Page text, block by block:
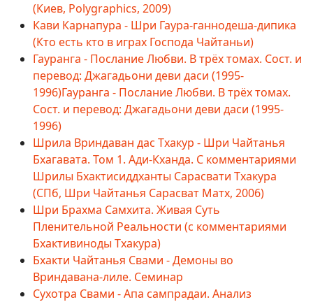
(Киев, Polygraphics, 2009)
Кави Карнапура - Шри Гаура-ганнодеша-дипика
(Кто есть кто в играх Господа Чайтаньи)
Гауранга - Послание Любви. В трёх томах. Сост. и
перевод: Джагадьони деви даси (1995-
1996)Гауранга - Послание Любви. В трёх томах.
Сост. и перевод: Джагадьони деви даси (1995-
1996)
Шрила Вриндаван дас Тхакур - Шри Чайтанья
Бхагавата. Том 1. Ади-Кханда. С комментариями
Шрилы Бхактисиддханты Сарасвати Тхакура
(СПб, Шри Чайтанья Сарасват Матх, 2006)
Шри Брахма Самхита. Живая Суть
Пленительной Реальности (с комментариями
Бхактивиноды Тхакура)
Бхакти Чайтанья Свами - Демоны во
Вриндавана-лиле. Семинар
Сухотра Свами - Апа сампрадаи. Анализ